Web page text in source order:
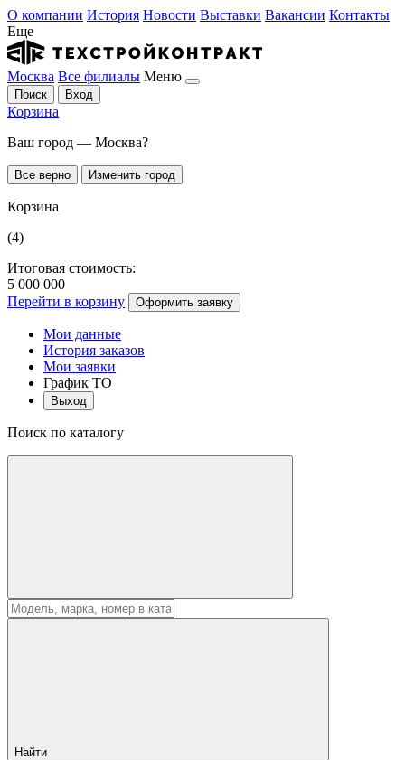
О компании История Новости Выставки Вакансии Контакты
Еще
Москва Все филиалы Меню
Поиск Вход
Корзина
Ваш город — Москва?
Все верно Изменить город
Корзина
(4)
Итоговая стоимость:
5 000 000
Перейти в корзину
Оформить заявку
Мои данные
История заказов
Мои заявки
График ТО
Выход
Поиск по каталогу
Найти